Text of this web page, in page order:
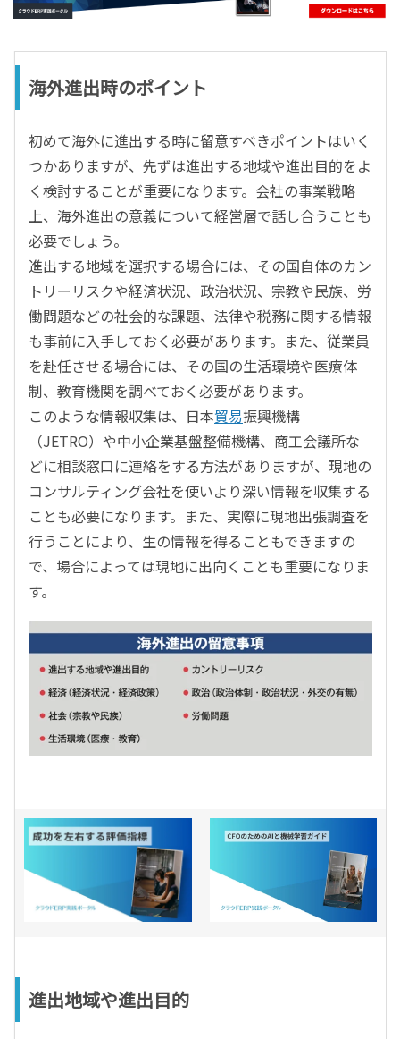
会計
CRM／営業支援／Eコマース
データ分析／BI
ガバナンス／リスク管理
BPR／業務改善
海外進出時のポイント
初めて海外に進出する時に留意すべきポイントはいく
つかありますが、先ずは進出する地域や進出目的をよ
く検討することが重要になります。会社の事業戦略
上、海外進出の意義について経営層で話し合うことも
必要でしょう。
進出する地域を選択する場合には、その国自体のカン
トリーリスクや経済状況、政治状況、宗教や民族、労
働問題などの社会的な課題、法律や税務に関する情報
も事前に入手しておく必要があります。また、従業員
を赴任させる場合には、その国の生活環境や医療体
制、教育機関を調べておく必要があります。
このような情報収集は、日本貿易振興機構
（JETRO）や中小企業基盤整備機構、商工会議所な
どに相談窓口に連絡をする方法がありますが、現地の
コンサルティング会社を使いより深い情報を収集する
ことも必要になります。また、実際に現地出張調査を
行うことにより、生の情報を得ることもできますの
で、場合によっては現地に出向くことも重要になりま
す。
進出地域や進出目的